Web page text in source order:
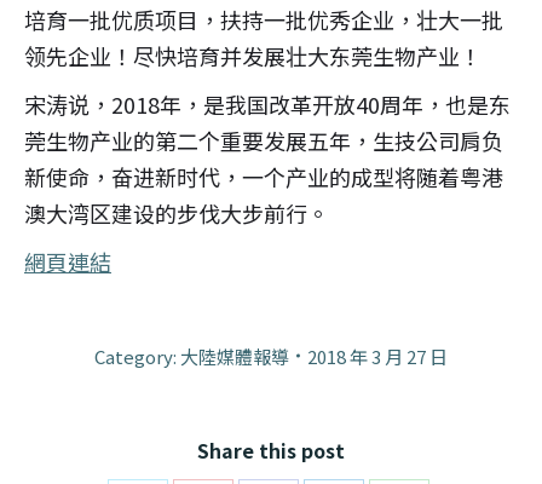
培育一批优质项目，扶持一批优秀企业，壮大一批
领先企业！尽快培育并发展壮大东莞生物产业！
宋涛说，2018年，是我国改革开放40周年，也是东
莞生物产业的第二个重要发展五年，生技公司肩负
新使命，奋进新时代，一个产业的成型将随着粤港
澳大湾区建设的步伐大步前行。
網頁連結
Category: 大陸媒體報導 2018 年 3 月 27 日
Share this post